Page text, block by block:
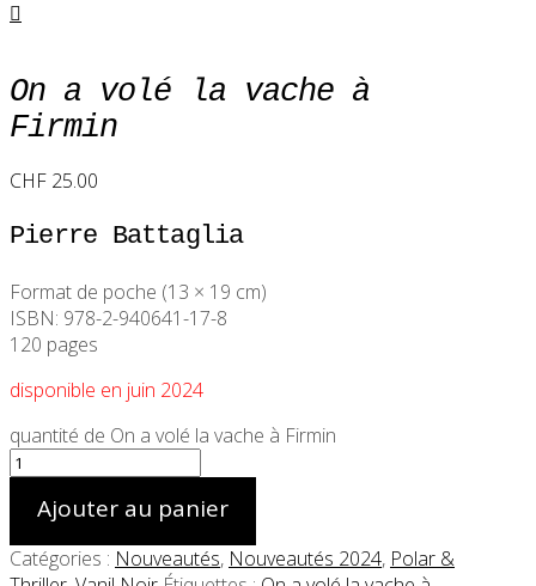
On a volé la vache à
Firmin
CHF 25.00
Pierre Battaglia
Format de poche (13 × 19 cm)
ISBN: 978-2-940641-17-8
120 pages
disponible en juin 2024
quantité de On a volé la vache à Firmin
Ajouter au panier
Catégories : Nouveautés, Nouveautés 2024, Polar &